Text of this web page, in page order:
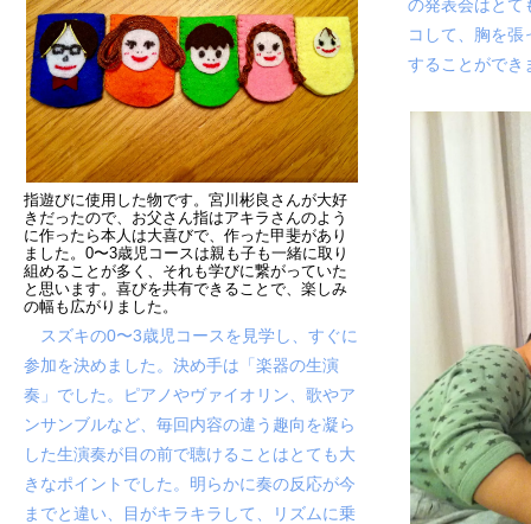
指遊びに使用した物です。宮川彬良さんが大好
きだったので、お父さん指はアキラさんのよう
に作ったら本人は大喜びで、作った甲斐があり
ました。0〜3歳児コースは親も子も一緒に取り
組めることが多く、それも学びに繋がっていた
と思います。喜びを共有できることで、楽しみ
の幅も広がりました。
スズキの0〜3歳児コースを見学し、すぐに
参加を決めました。決め手は「楽器の生演
奏」でした。ピアノやヴァイオリン、歌やア
ンサンブルなど、毎回内容の違う趣向を凝ら
した生演奏が目の前で聴けることはとても大
きなポイントでした。明らかに奏の反応が今
までと違い、目がキラキラして、リズムに乗
の発表会はとて
コして、胸を
することができ